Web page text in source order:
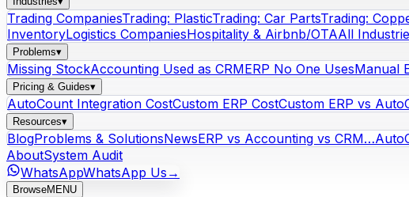
Trading CompaniesTrading: PlasticTrading: Car PartsTrading:
InventoryLogistics CompaniesHospitality & Airbnb/OTAAll
Problems▾
Missing StockAccounting Used as CRMERP No One UsesManual
Pricing & Guides▾
AutoCount Integration CostCustom ERP CostCustom ERP vs
Resources▾
BlogProblems & SolutionsNewsERP vs Accounting vs CRM…
AboutSystem Audit
WhatsAppWhatsApp Us →
BrowseMENU